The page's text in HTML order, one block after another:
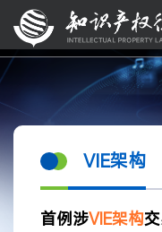
VIE架构
首例涉VIE架构交